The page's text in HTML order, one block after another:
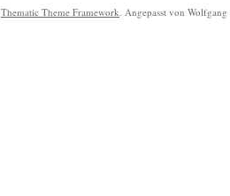
Thematic Theme Framework. Angepasst von